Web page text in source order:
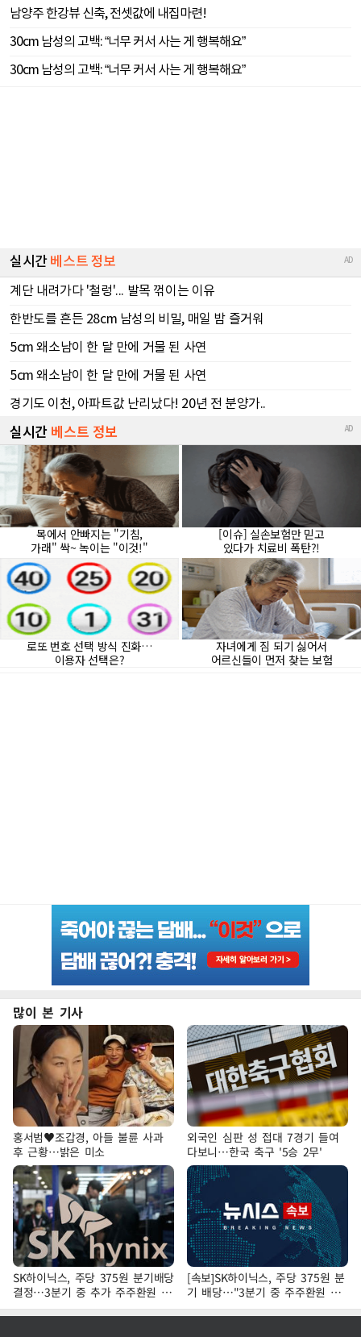
많이 본 기사
홍서범♥조갑경, 아들 불륜 사과
후 근황…밝은 미소
외국인 심판 성 접대 7경기 들여
다보니…한국 축구 '5승 2무'
SK하이닉스, 주당 375원 분기배당
결정…3분기 중 추가 주주환원 발
표
[속보]SK하이닉스, 주당 375원 분
기 배당…"3분기 중 주주환원 방
안 확정"